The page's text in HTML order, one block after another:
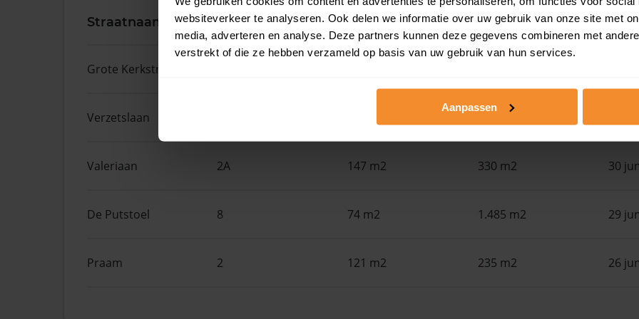
websiteverkeer te analyseren. Ook delen we informatie over uw gebruik van onze site met
media, adverteren en analyse. Deze partners kunnen deze gegevens combineren met
verstrekt of die ze hebben verzameld op basis van uw gebruik van hun services.
Aanpassen
Straatnaam Huisnr. Woonoppervlak Perceel
Grote Kerkstraat
Verzetslaan 211 m2
Valeriaan 2A 147 m2 330 m2 30
De Putstoel 8 74 m2 1.485 m2 29
Praam 2 121 m2 235 m2 26